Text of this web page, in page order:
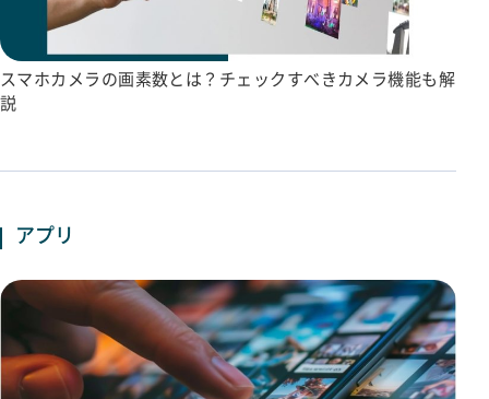
スマホカメラの画素数とは？チェックすべきカメラ機能も解
説
アプリ